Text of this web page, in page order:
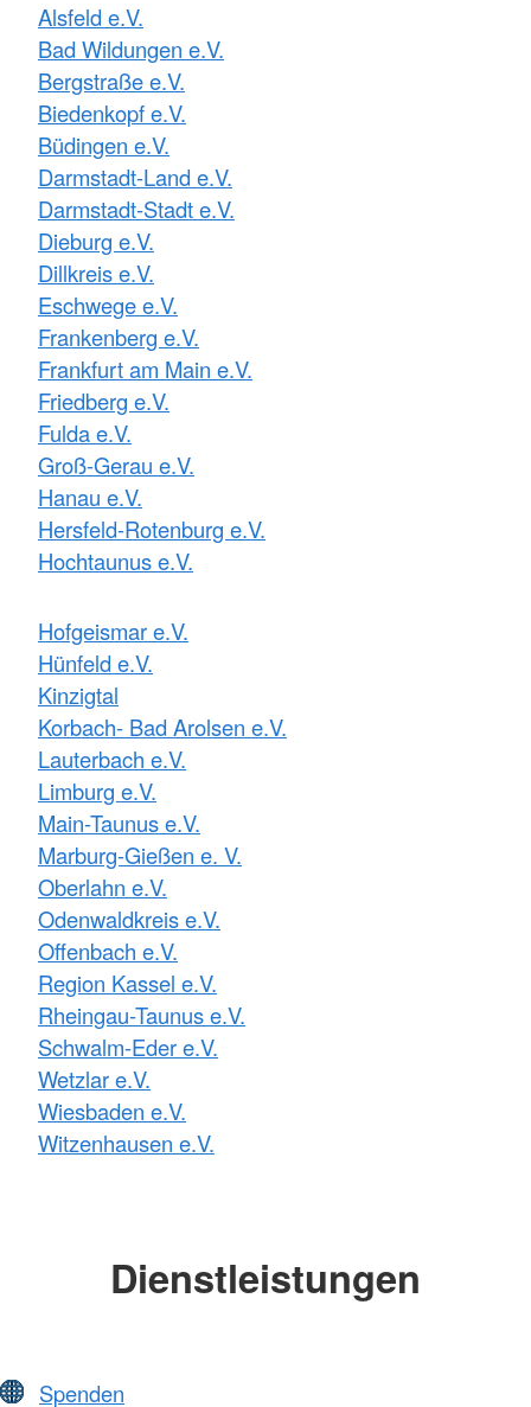
Alsfeld e.V.
Bad Wildungen e.V.
Bergstraße e.V.
Biedenkopf e.V.
Büdingen e.V.
Darmstadt-Land e.V.
Darmstadt-Stadt e.V.
Dieburg e.V.
Dillkreis e.V.
Eschwege e.V.
Frankenberg e.V.
Frankfurt am Main e.V.
Friedberg e.V.
Fulda e.V.
Groß-Gerau e.V.
Hanau e.V.
Hersfeld-Rotenburg e.V.
Hochtaunus e.V.
Hofgeismar e.V.
Hünfeld e.V.
Kinzigtal
Korbach- Bad Arolsen e.V.
Lauterbach e.V.
Limburg e.V.
Main-Taunus e.V.
Marburg-Gießen e. V.
Oberlahn e.V.
Odenwaldkreis e.V.
Offenbach e.V.
Region Kassel e.V.
Rheingau-Taunus e.V.
Schwalm-Eder e.V.
Wetzlar e.V.
Wiesbaden e.V.
Witzenhausen e.V.
Dienstleistungen
Spenden